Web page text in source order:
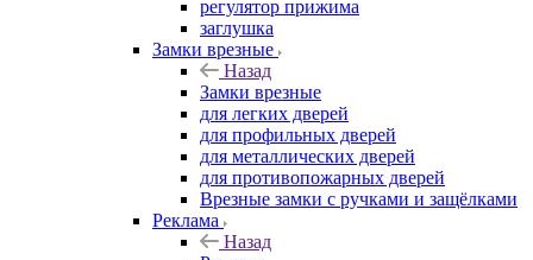
регулятор прижима
заглушка
Замки врезные
Назад
Замки врезные
для легких дверей
для профильных дверей
для металлических дверей
для противопожарных дверей
Врезные замки с ручками и защёлками
Реклама
Назад